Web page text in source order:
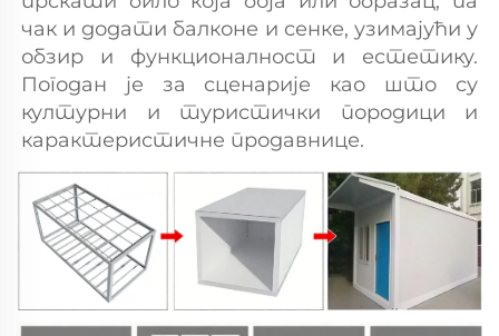
чак и додати балконе и сенке, узимајући у
обзир и функционалност и естетику.
Погодан је за сценарије као што су
културни и туристички породици и
карактеристичне продавнице.